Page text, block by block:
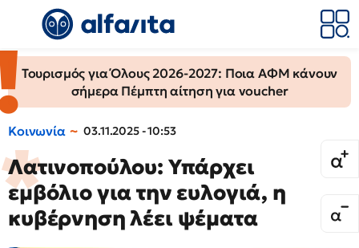
Τουρισμός για Όλους 2026-2027: Ποια ΑΦΜ κάνουν
σήμερα Πέμπτη αίτηση για voucher
Κοινωνία 03.11.2025 - 10:53
Λατινοπούλου: Υπάρχει
εμβόλιο για την ευλογιά, η
κυβέρνηση λέει ψέματα